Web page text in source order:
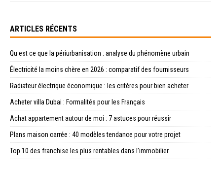
ARTICLES RÉCENTS
Qu est ce que la périurbanisation : analyse du phénomène urbain
Électricité la moins chère en 2026 : comparatif des fournisseurs
Radiateur électrique économique : les critères pour bien acheter
Acheter villa Dubai : Formalités pour les Français
Achat appartement autour de moi : 7 astuces pour réussir
Plans maison carrée : 40 modèles tendance pour votre projet
Top 10 des franchise les plus rentables dans l’immobilier